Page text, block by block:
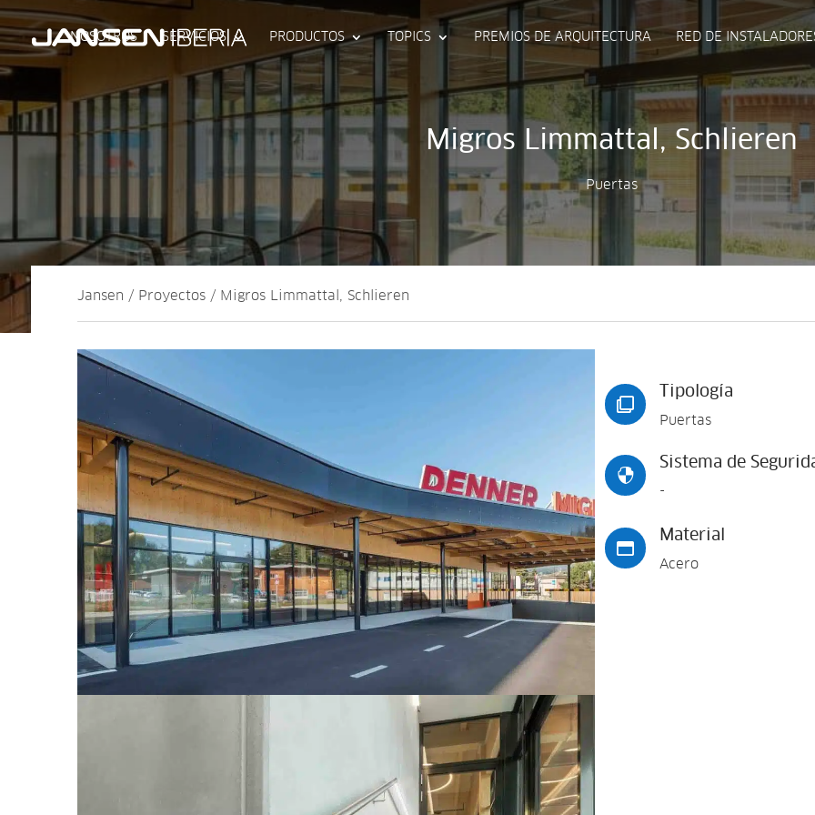
NOSOTROS SERVICIOS PRODUCTOS TOPICS PREMIOS DE ARQUITECTURA RED DE
Migros Limmattal, Schlieren
Puertas
Jansen / Proyectos / Migros Limmattal, Schlieren

Tipología
Puertas

Sistema de
-

Material
Acero